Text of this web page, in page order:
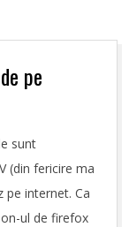
pe
sunt
(din fericire ma
pe internet. Ca
ul de firefox